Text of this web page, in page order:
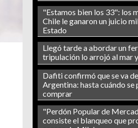
"Estamos bien los 33": los
Chile le ganaron un juicio
Estado
Llegó tarde a abordar un
tripulación lo arrojó al mar
Dafiti confirmó que se va de
Argentina: hasta cuándo se
comprar
"Perdón Popular de
consiste el blanqueo que